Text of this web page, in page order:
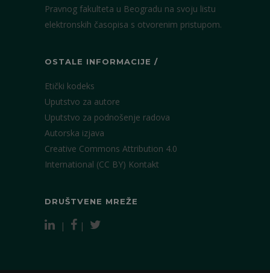
Pravnog fakulteta u Beogradu na svoju listu
elektronskih časopisa s otvorenim pristupom.
OSTALE INFORMACIJE /
Etički kodeks
Uputstvo za autore
Uputstvo za podnošenje radova
Autorska izjava
Creative Commons Attribution 4.0
International (CC BY) Kontakt
DRUŠTVENE MREŽE
| |